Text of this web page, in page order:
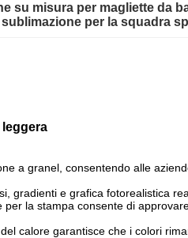
su misura per magliette da
sublimazione per la squadra
leggera
a granel, consentendo alle
gradienti e grafica fotorealistica
la stampa consente di
calore garantisce che i colori